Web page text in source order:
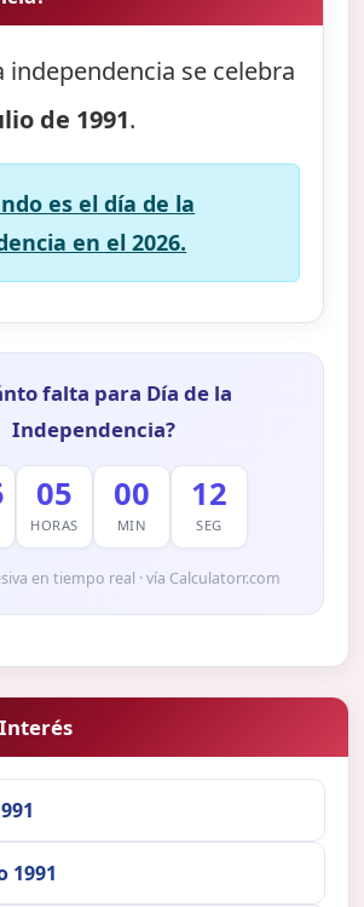
independencia se celebra
de 1991.
es el día de la
en el 2026.
falta para Día de la
Independencia?
05
HORAS
00
MIN
11
SEG
en tiempo real · vía Calculatorr.com
1991